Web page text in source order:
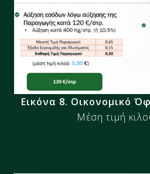
Εικόνα 8. Οικονομικό
Μέση τιμή